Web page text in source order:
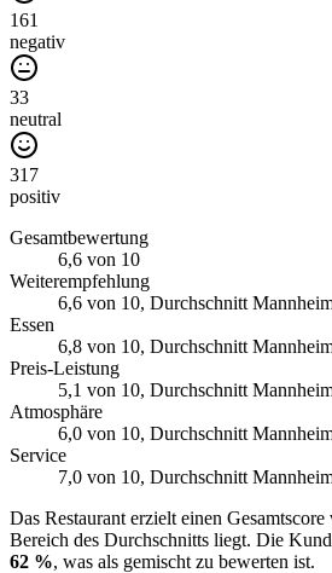
161
negativ
33
neutral
317
positiv
Gesamtbewertung
6,6 von 10
Weiterempfehlung
6,6 von 10, Durchschnitt
Essen
6,8 von 10, Durchschnitt
Preis-Leistung
5,1 von 10, Durchschnitt
Atmosphäre
6,0 von 10, Durchschnitt
Service
7,0 von 10, Durchschnitt
Das Restaurant erzielt einen Gesamtscore
Bereich des Durchschnitts liegt. Die
62 %, was als gemischt zu bewerten ist.